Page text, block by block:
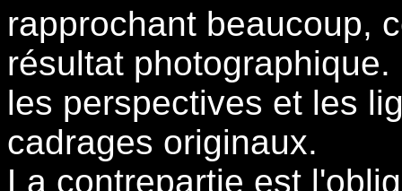
rapprochant beaucoup,
résultat
les perspectives et les
cadrages originaux.
La contrepartie est